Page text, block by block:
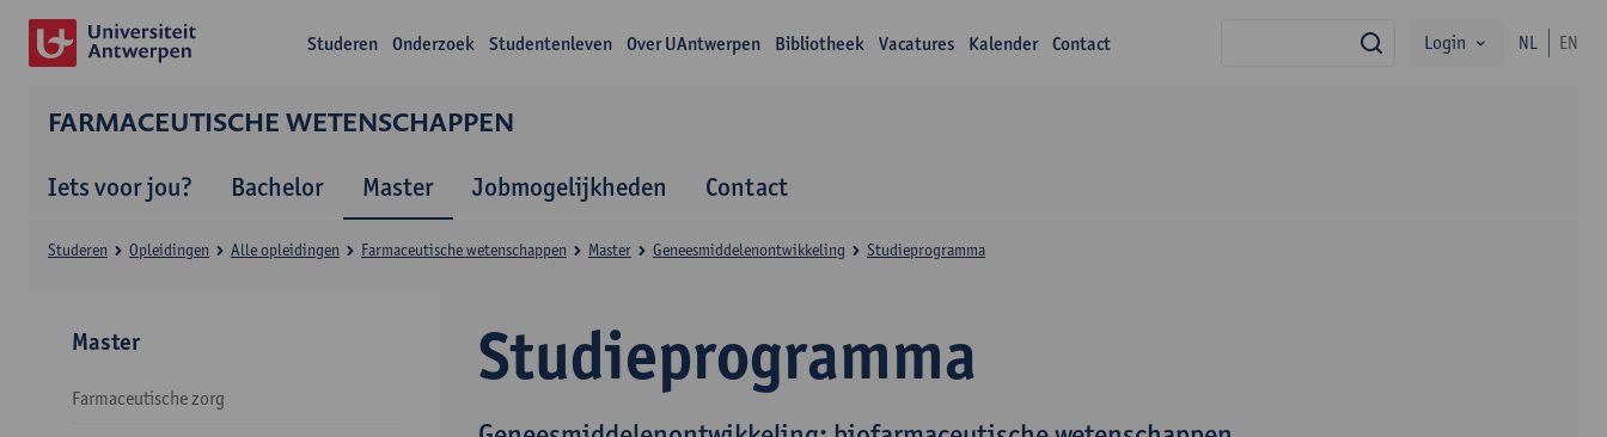
Studeren Onderzoek Studentenleven Over UAntwerpen Bibliotheek Vacatures Kalender Contact zoekLogin NL EN
FARMACEUTISCHE WETENSCHAPPEN
Iets voor jou? Bachelor Master Jobmogelijkheden Contact
Studieprogramma
Studeren Opleidingen Alle opleidingen Farmaceutische wetenschappen Master Geneesmiddelenontwikkeling Studieprogramma
Master
Farmaceutische zorg